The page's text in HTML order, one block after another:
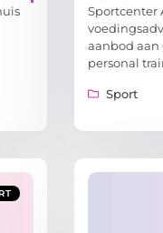
Sportcenter
aanbod aan
personal
Sport